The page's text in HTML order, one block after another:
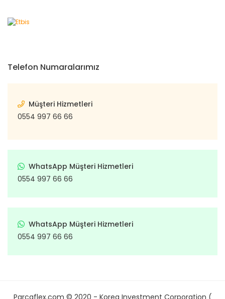
Telefon Numaralarımız
Müşteri Hizmetleri
0554 997 66 66
WhatsApp Müşteri Hizmetleri
0554 997 66 66
WhatsApp Müşteri Hizmetleri
0554 997 66 66
Parcaflex.com © 2020 - Korea Investment Corporation (